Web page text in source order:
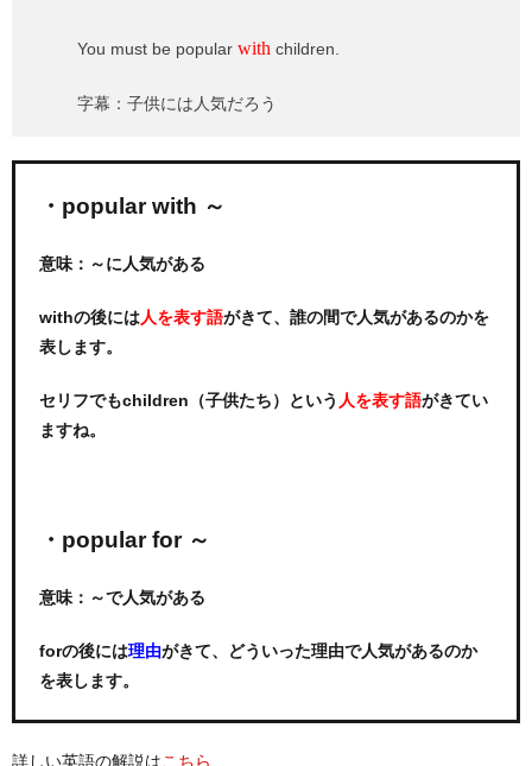
You must be popular with children.
字幕：子供には人気だろう
・popular with ～
意味：～に人気がある
withの後には人を表す語がきて、誰の間で人気があるのかを
表します。
セリフでもchildren（子供たち）という 人を表す語がきてい
ますね。
・popular for ～
意味：～で人気がある
forの後には理由がきて、どういった理由で人気があるのか
を表します。
詳しい英語の解説はこちら